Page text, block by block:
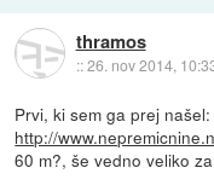
thramos
::26. nov 2014,
Prvi, ki sem ga prej našel:
http://
60 m?, še vedno veliko